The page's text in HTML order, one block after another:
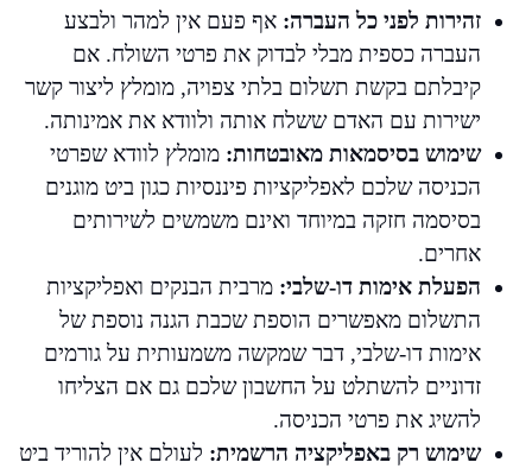
זהירות לפני כל העברה: אף פעם אין למהר ולבצע
העברה כספית מבלי לבדוק את פרטי השולח. אם
קיבלתם בקשת תשלום בלתי צפויה, מומלץ ליצור קשר
ישירות עם האדם ששלח אותה ולוודא את אמינותה.
שימוש בסיסמאות מאובטחות: מומלץ לוודא שפרטי
הכניסה שלכם לאפליקציות פיננסיות כגון ביט מוגנים
בסיסמה חזקה במיוחד ואינם משמשים לשירותים
אחרים.
הפעלת אימות דו-שלבי: מרבית הבנקים ואפליקציות
התשלום מאפשרים הוספת שכבת הגנה נוספת של
אימות דו-שלבי, דבר שמקשה משמעותית על גורמים
זדוניים להשתלט על החשבון שלכם גם אם הצליחו
להשיג את פרטי הכניסה.
שימוש רק באפליקציה הרשמית: לעולם אין להוריד ביט